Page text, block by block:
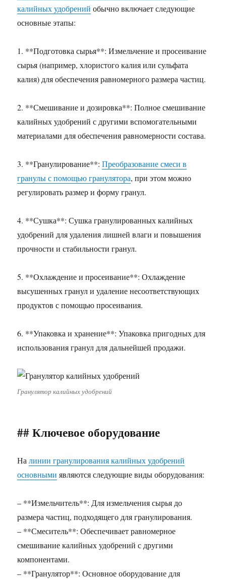
калийных удобрений обычно включает следующие
основные этапы:
1. **Подготовка сырья**: Измельчение и просеивание
сырья (например, хлористого калия или сульфата
калия) для обеспечения равномерного размера частиц.
2. **Смешивание и дозировка**: Полное смешивание
калийных удобрений с другими вспомогательными
материалами для обеспечения равномерности состава.
3. **Гранулирование**:Преобразование смеси в
гранулы с помощью гранулятора, при этом можно
регулировать размер и форму гранул.
4. **Сушка**: Сушка гранулированных калийных
удобрений для удаления лишней влаги и повышения
прочности и стабильности гранул.
5. **Охлаждение и просеивание**: Охлаждение
высушенных гранул и удаление несоответствующих
продуктов с помощью просеивания.
6. **Упаковка и хранение**: Упаковка пригодных для
использования гранул для дальнейшей продажи.
Гранулятор калийных удобрений
## Ключевое оборудование
Налинии гранулирования калийных удобрений
основными являются следующие виды оборудования:
– **Измельчитель**: Для измельчения сырья до
размера частиц, подходящего для гранулирования.
– **Смеситель**: Обеспечивает равномерное
смешивание калийных удобрений с другими
компонентами.
– **Гранулятор**: Основное оборудование для